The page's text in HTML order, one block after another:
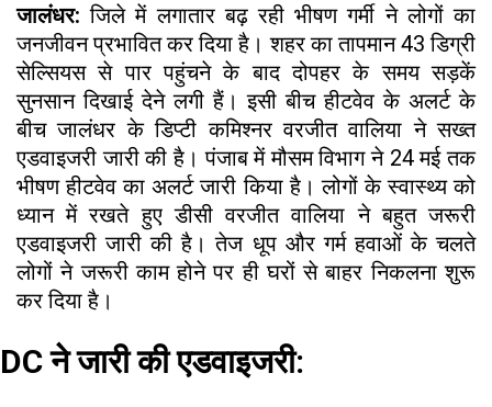
जालंधर:जिले में लगातार बढ़ रही भीषण गर्मी ने लोगों का
जनजीवन प्रभावित कर दिया है। शहर का तापमान 43 डिग्री
सेल्सियस से पार पहुंचने के बाद दोपहर के समय सड़कें
सुनसान दिखाई देने लगी हैं। इसी बीच हीटवेव के अलर्ट के
बीच जालंधर के डिप्टी कमिश्नर वरजीत वालिया ने सख्त
एडवाइजरी जारी की है। पंजाब में मौसम विभाग ने 24 मई तक
भीषण हीटवेव का अलर्ट जारी किया है। लोगों के स्वास्थ्य को
ध्यान में रखते हुए डीसी वरजीत वालिया ने बहुत जरूरी
एडवाइजरी जारी की है। तेज धूप और गर्म हवाओं के चलते
लोगों ने जरूरी काम होने पर ही घरों से बाहर निकलना शुरू
कर दिया है।
DC ने जारी की एडवाइजरी: